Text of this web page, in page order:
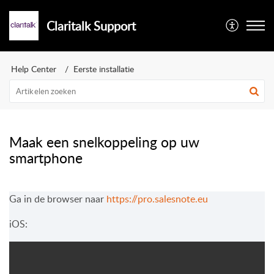
Claritalk Support
Help Center Eerste installatie
Maak een snelkoppeling op uw
smartphone
Ga in de browser naar https://pro.salesnote.eu
iOS: